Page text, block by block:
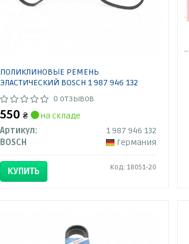
ПОЛИКЛИНОВЫЕ РЕМЕНЬ
ЭЛАСТИЧЕСКИЙ BOSCH 1 987 946 132
0 отзывов
550₴
на складе
Артикул:
1 987 946 132
BOSCH
Германия
КУПИТЬ Код: 18051-20